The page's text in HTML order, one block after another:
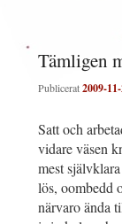
Tämligen
Publicerat2009-
Satt och
vidare väsen
mest
lös, oombedd
närvaro ända